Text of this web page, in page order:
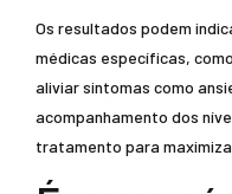
Os resultados podem
médicas específicas,
aliviar sintomas como
acompanhamento dos
tratamento para